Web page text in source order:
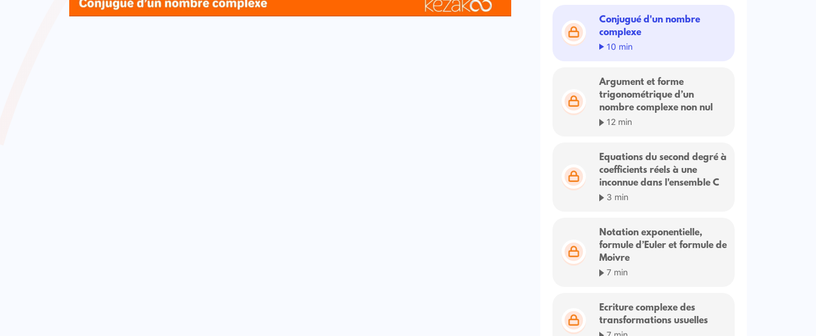
Conjugué d'un nombre
complexe
10 min
Argument et forme
trigonométrique d’un
nombre complexe non nul
12 min
Equations du second degré à
coefficients réels à une
inconnue dans l'ensemble C
3 min
Notation exponentielle,
formule d’Euler et formule de
Moivre
7 min
Ecriture complexe des
transformations usuelles